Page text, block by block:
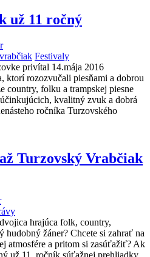
už 11 ročný
Festivaly
privítal 14.mája 2016
ktorí rozozvučali piesňami a dobrou
country, folku a trampskej piesne
kvalitný zvuk a dobrá
ročníka Turzovského
Turzovský Vrabčiak
hrajúca folk, country,
hudobný žáner? Chcete si zahrať na
atmosfére a pritom si zasúťažiť? Ak